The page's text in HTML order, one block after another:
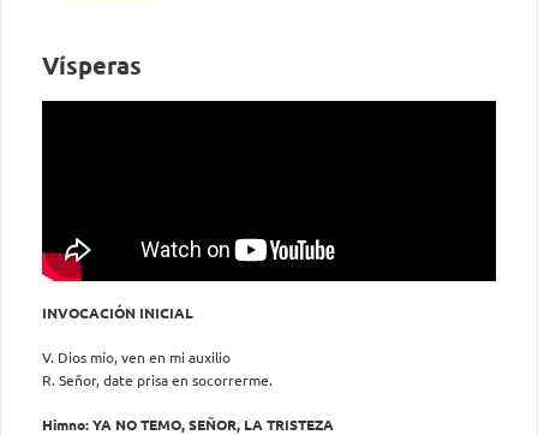
Vísperas
INVOCACIÓN INICIAL
V. Dios mío, ven en mi auxilio
R. Señor, date prisa en socorrerme.
Himno: YA NO TEMO, SEÑOR, LA TRISTEZA